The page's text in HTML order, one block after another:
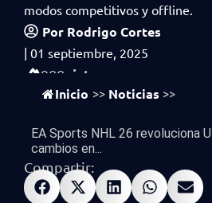
modos competitivos y offline.
Por Rodrigo Cortes
| 01 septiembre, 2025
988 vistas
Inicio >> Noticias >>
EA Sports NHL 26 revoluciona
cambios en...
Compartir: